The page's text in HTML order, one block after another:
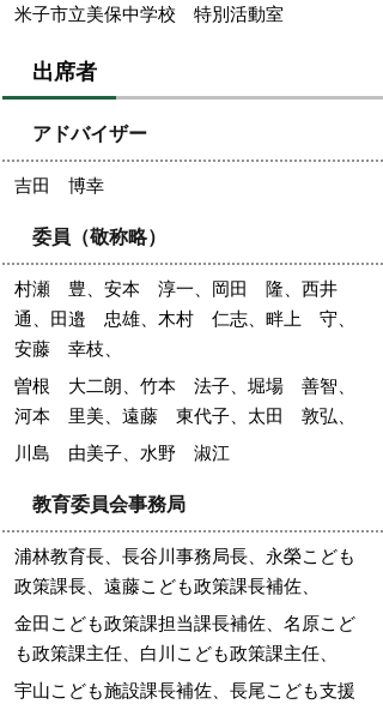
米子市立美保中学校 特別活動室
出席者
アドバイザー
吉田 博幸
委員（敬称略）
村瀬 豊、安本 淳一、岡田 隆、西井
通、田邉 忠雄、木村 仁志、畔上 守、
安藤 幸枝、
曽根 大二朗、竹本 法子、堀場 善智、
河本 里美、遠藤 東代子、太田 敦弘、
川島 由美子、水野 淑江
教育委員会事務局
浦林教育長、長谷川事務局長、永榮こども
政策課長、遠藤こども政策課長補佐、
金田こども政策課担当課長補佐、名原こど
も政策課主任、白川こども政策課主任、
宇山こども施設課長補佐、長尾こども支援